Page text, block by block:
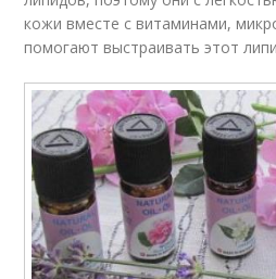
кожи вместе с витаминами,
помогают выстраивать этот